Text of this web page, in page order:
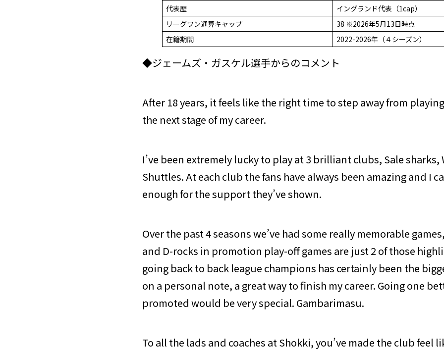
代表歴
イングランド代表（1cap）
リーグワン通算キャップ
38 ※2026年5月13日時点
在籍期間
2022-2026年（４シーズン）
◆ジェームズ・ガスケル選手からのコメント
After 18 years, it feels like the right time to step away from
the next stage of my career.
I’ve been extremely lucky to play at 3 brilliant clubs, Sale sharks,
Shuttles. At each club the fans have always been amazing and I
enough for the support they’ve shown.
Over the past 4 seasons we’ve had some really memorable
and D-rocks in promotion play-off games are just 2 of those
going back to back league champions has certainly been the
on a personal note, a great way to finish my career. Going one
promoted would be very special. Gambarimasu.
To all the lads and coaches at Shokki, you’ve made the club feel